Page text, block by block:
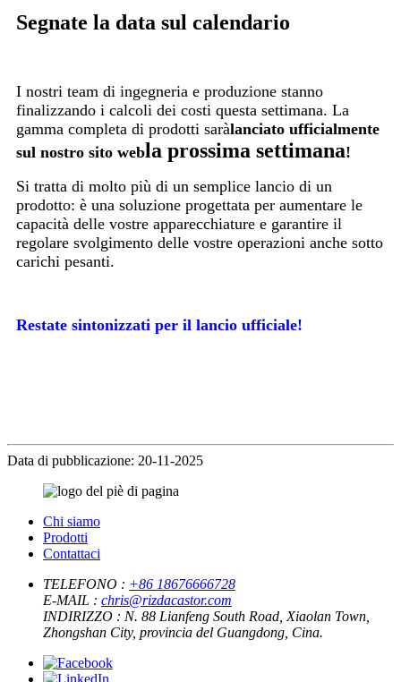
Segnate la data sul calendario
I nostri team di ingegneria e produzione stanno
finalizzando i calcoli dei costi questa settimana. La
gamma completa di prodotti saràlanciato ufficialmente
sul nostro sito webla prossima settimana!
Si tratta di molto più di un semplice lancio di un
prodotto: è una soluzione progettata per aumentare le
capacità delle vostre apparecchiature e garantire il
regolare svolgimento delle vostre operazioni anche sotto
carichi pesanti.
Restate sintonizzati per il lancio ufficiale!
Data di pubblicazione: 20-11-2025
Chi siamo
Prodotti
Contattaci
TELEFONO : +86 18676666728
E-MAIL : chris@rizdacastor.com
INDIRIZZO : N. 88 Lianfeng South Road, Xiaolan Town,
Zhongshan City, provincia del Guangdong, Cina.